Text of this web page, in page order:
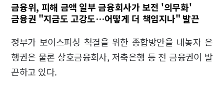
금융위, 피해 금액 일부 금융회사가 보전 '의무화'
금융권 "지금도 고강도…어떻게 더 책임지나" 발끈
정부가 보이스피싱 척결을 위한 종합방안을 내놓자 은
행권은 물론 상호금융회사, 저축은행 등 전 금융권이 발
끈하고 있다.